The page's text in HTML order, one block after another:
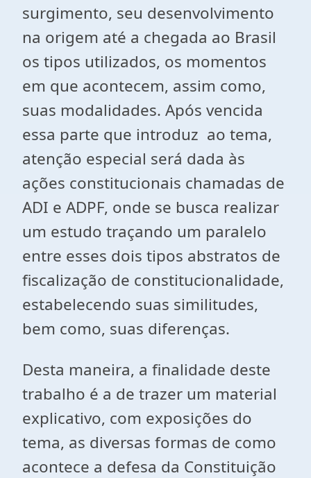
surgimento, seu desenvolvimento
na origem até a chegada ao Brasil
os tipos utilizados, os momentos
em que acontecem, assim como,
suas modalidades. Após vencida
essa parte que introduz ao tema,
atenção especial será dada às
ações constitucionais chamadas de
ADI e ADPF, onde se busca realizar
um estudo traçando um paralelo
entre esses dois tipos abstratos de
fiscalização de constitucionalidade,
estabelecendo suas similitudes,
bem como, suas diferenças.
Desta maneira, a finalidade deste
trabalho é a de trazer um material
explicativo, com exposições do
tema, as diversas formas de como
acontece a defesa da Constituição